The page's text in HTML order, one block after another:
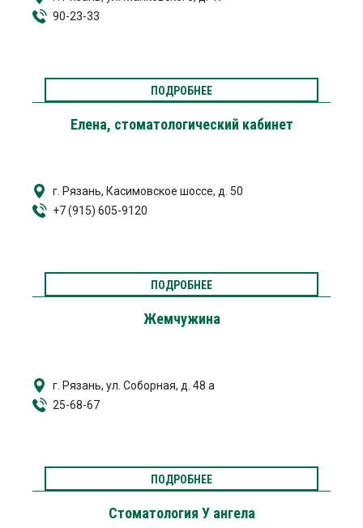
90-23-33
ПОДРОБНЕЕ
Елена, стоматологический кабинет
г. Рязань, Касимовское шоссе, д. 50
+7 (915) 605-9120
ПОДРОБНЕЕ
Жемчужина
г. Рязань, ул. Соборная, д. 48 а
25-68-67
ПОДРОБНЕЕ
Стоматология У ангела